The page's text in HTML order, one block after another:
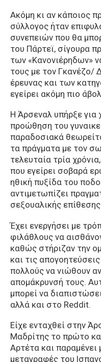
Ακόμη κι αν κάποιος
σύλλογος ήταν
συνεπειών που θα
του Πάρτεϊ, σίγουρα
των «Κανονιέρηδων»
τους με τον Γκανέζο/
έρευνας και των
εγείρει ακόμη πιο
Η Άρσεναλ υπήρξε
προώθηση του
παραδοσιακά
τα πράγματα με τον
τελευταία τρία
που εγείρει σοβαρά
ηθική πυξίδα του
αντιμετωπίζει
σεξουαλικής
Έχει ενεργήσει με
φιλάθλους να
καθώς στήριζαν την
και τις
πολλούς να νιώθουν
απομάκρυνσή τους.
μπορεί να
αλλά και στο Reddit.
Είχε ενταχθεί στην
Μαδρίτης το πρώτο
Αρτέτα και παραμένει
μεταγραφές του